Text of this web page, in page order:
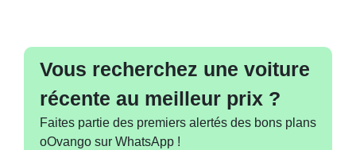
Vous recherchez une voiture
récente au meilleur prix ?
Faites partie des premiers alertés des bons plans
oOvango sur WhatsApp !